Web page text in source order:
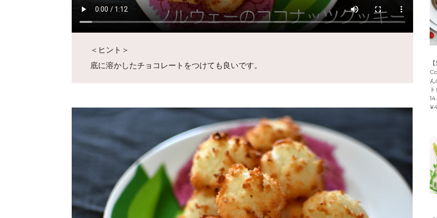
＜ヒント＞
底に溶かしたチョコレートをつけても良いです。